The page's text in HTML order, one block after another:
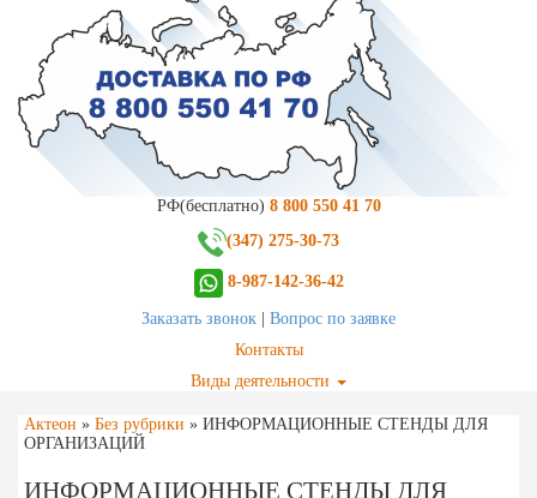
РФ(бесплатно) 8 800 550 41 70
(347) 275-30-73
8-987-142-36-42
Заказать звонок
Вопрос по заявке
Контакты
Виды деятельности
Актеон » Без рубрики » ИНФОРМАЦИОННЫЕ СТЕНДЫ ДЛЯ
ОРГАНИЗАЦИЙ
ИНФОРМАЦИОННЫЕ СТЕНДЫ ДЛЯ